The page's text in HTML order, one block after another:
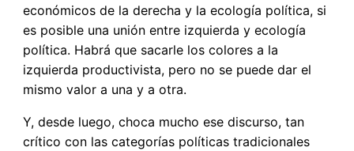
económicos de la derecha y la ecología política, si
es posible una unión entre izquierda y ecología
política. Habrá que sacarle los colores a la
izquierda productivista, pero no se puede dar el
mismo valor a una y a otra.
Y, desde luego, choca mucho ese discurso, tan
crítico con las categorías políticas tradicionales